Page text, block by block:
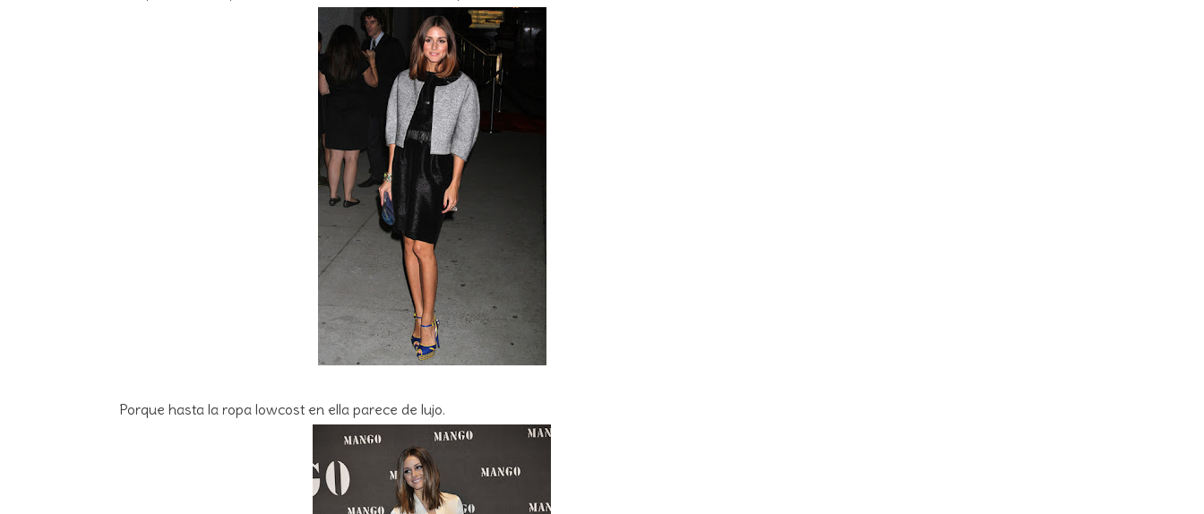
Porque hasta la ropa lowcost en ella parece de lujo.